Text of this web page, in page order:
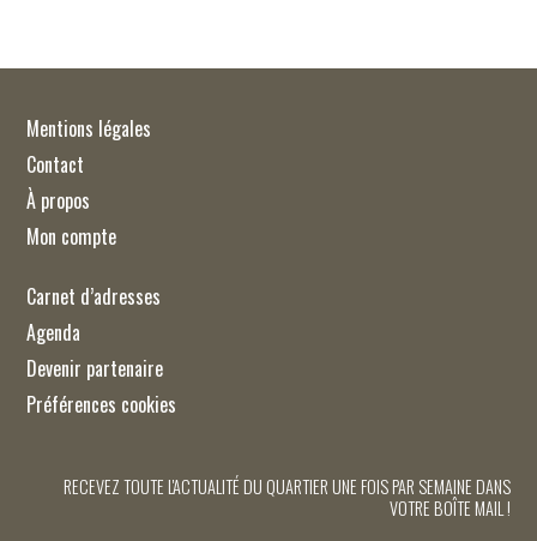
Mentions légales
Contact
À propos
Mon compte
Carnet d’adresses
Agenda
Devenir partenaire
Préférences cookies
RECEVEZ TOUTE L'ACTUALITÉ DU QUARTIER UNE FOIS PAR SEMAINE DANS
VOTRE BOÎTE MAIL !